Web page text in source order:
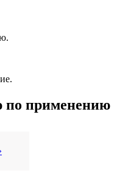
по применению